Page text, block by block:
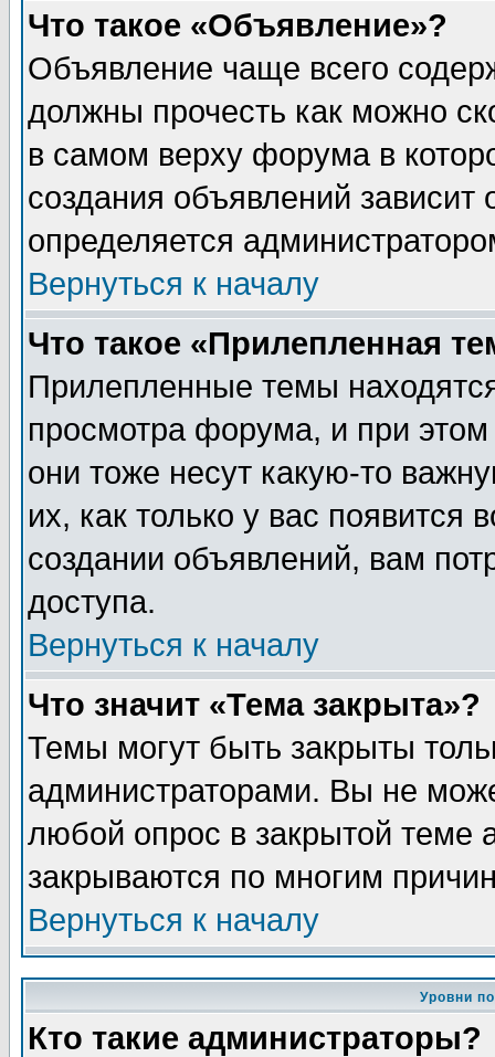
Что такое «Объявление»?
Объявление чаще всего
должны прочесть как можно
в самом верху форума в
создания объявлений зависит
определяется
Вернуться к началу
Что такое «Прилепленная
Прилепленные темы
просмотра форума, и при
они тоже несут какую-то
их, как только у вас появится
создании объявлений, вам
доступа.
Вернуться к началу
Что значит «Тема закрыта»?
Темы могут быть закрыты
администраторами. Вы не
любой опрос в закрытой теме
закрываются по многим
Вернуться к началу
Уровни
Кто такие администраторы?